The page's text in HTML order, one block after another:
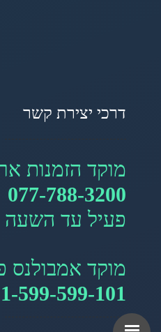
דרכי יצירת קשר
מוקד הזמנות
077-788-3200
פעיל עד השעה 20:00
מוקד אמבולנס
1-599-599-101